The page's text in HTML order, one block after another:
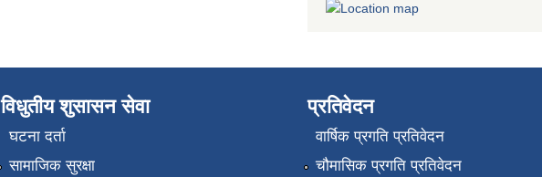
विधुतीय शुसासन सेवा
घटना दर्ता
सामाजिक सुरक्षा
प्रतिवेदन
वार्षिक प्रगति प्रतिवेदन
चौमासिक प्रगति प्रतिवेदन